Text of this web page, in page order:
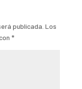
publicada. Los
*